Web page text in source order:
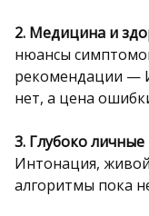
2. Медицина и
нюансы
рекомендации —
нет, а цена
3. Глубоко
Интонация,
алгоритмы пока